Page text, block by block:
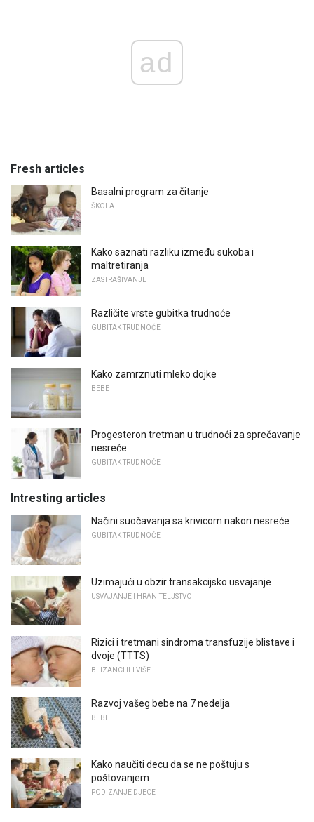
ad
Fresh articles
Basalni program za čitanje
ŠKOLA
Kako saznati razliku između sukoba i
maltretiranja
ZASTRAŠIVANJE
Različite vrste gubitka trudnoće
GUBITAK TRUDNOĆE
Kako zamrznuti mleko dojke
BEBE
Progesteron tretman u trudnoći za sprečavanje
nesreće
GUBITAK TRUDNOĆE
Intresting articles
Načini suočavanja sa krivicom nakon nesreće
GUBITAK TRUDNOĆE
Uzimajući u obzir transakcijsko usvajanje
USVAJANJE I HRANITELJSTVO
Rizici i tretmani sindroma transfuzije blistave i
dvoje (TTTS)
BLIZANCI ILI VIŠE
Razvoj vašeg bebe na 7 nedelja
BEBE
Kako naučiti decu da se ne poštuju s
poštovanjem
PODIZANJE DJECE